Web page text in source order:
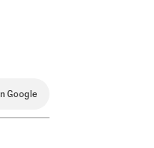
Google